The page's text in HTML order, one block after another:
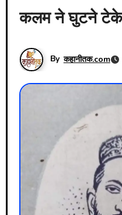
कलम ने घुटने टेके
By कहानीतक.com